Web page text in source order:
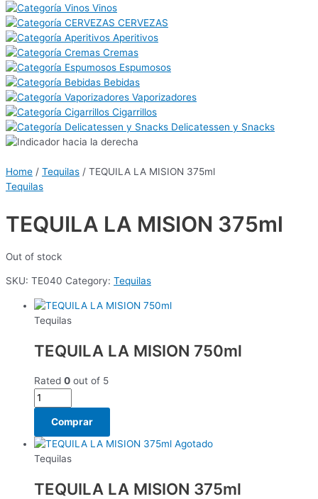
Vinos
CERVEZAS
Aperitivos
Cremas
Espumosos
Bebidas
Vaporizadores
Cigarrillos
Delicatessen y Snacks
Home / Tequilas / TEQUILA LA MISION 375ml
Tequilas
TEQUILA LA MISION 375ml
Out of stock
SKU: TE040 Category: Tequilas
Tequilas
TEQUILA LA MISION 750ml
Rated 0 out of 5
Comprar
Agotado
Tequilas
TEQUILA LA MISION 375ml